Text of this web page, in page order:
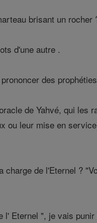
brisant un rocher
d'une autre .
des
de Yahvé, qui les
ou leur mise en
de l'Eternel ?
l' Eternel ", je vais